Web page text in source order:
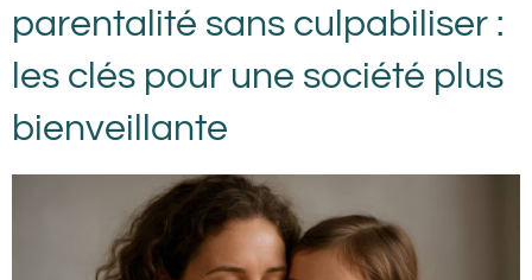
parentalité sans culpabiliser :
les clés pour une société plus
bienveillante